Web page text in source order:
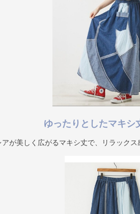
ゆったりとしたマキシ
アが美しく広がるマキシ丈で、リラック